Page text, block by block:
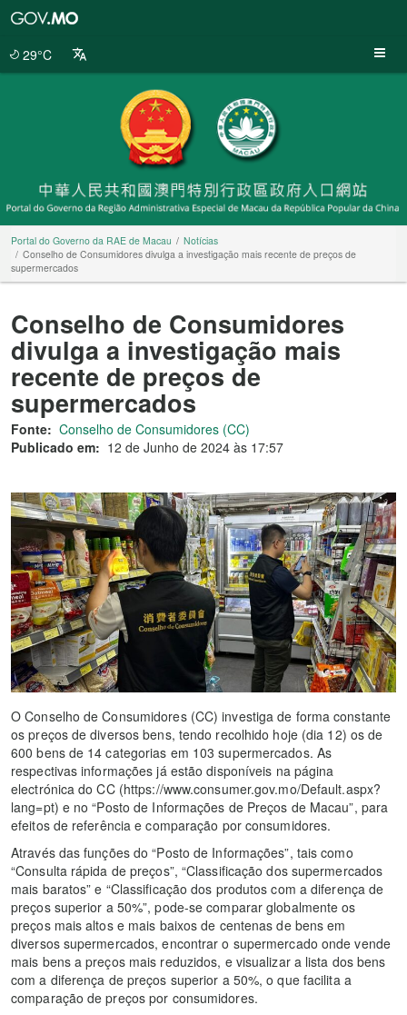
29°C
Portal do Governo da RAE de Macau
Notícias
Conselho de Consumidores divulga a investigação mais recente de preços de
supermercados
Conselho de Consumidores
divulga a investigação mais
recente de preços de
supermercados
Fonte: Conselho de Consumidores (CC)
Publicado em: 12 de Junho de 2024 às 17:57
O Conselho de Consumidores (CC) investiga de forma constante
os preços de diversos bens, tendo recolhido hoje (dia 12) os de
600 bens de 14 categorias em 103 supermercados. As
respectivas informações já estão disponíveis na página
electrónica do CC (https://www.consumer.gov.mo/Default.aspx?
lang=pt) e no “Posto de Informações de Preços de Macau”, para
efeitos de referência e comparação por consumidores.
Através das funções do “Posto de Informações”, tais como
“Consulta rápida de preços”, “Classificação dos supermercados
mais baratos” e “Classificação dos produtos com a diferença de
preços superior a 50%”, pode-se comparar globalmente os
preços mais altos e mais baixos de centenas de bens em
diversos supermercados, encontrar o supermercado onde vende
mais bens a preços mais reduzidos, e visualizar a lista dos bens
com a diferença de preços superior a 50%, o que facilita a
comparação de preços por consumidores.